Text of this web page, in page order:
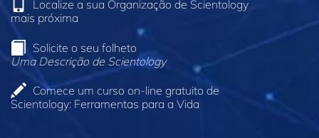
Localize a sua Organização de Scientology
mais próxima
Solicite o seu folheto
Uma Descrição de Scientology
Comece um curso on‑line gratuito de
Scientology: Ferramentas para a Vida